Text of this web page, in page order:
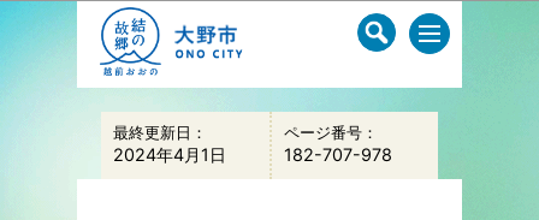
このページの本文へ移動
最終更新日：
2024年4月1日
ページ番号：
182-707-978